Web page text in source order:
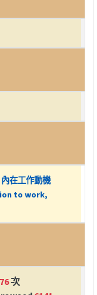
在工作動機
to work,
次